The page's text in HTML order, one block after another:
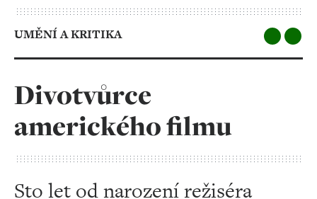
UMĚNÍ A KRITIKA
Divotvůrce
amerického filmu
Sto let od narození režiséra